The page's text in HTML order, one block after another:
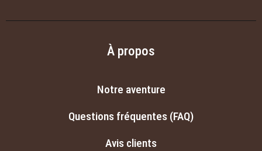
À propos
Notre aventure
Questions fréquentes (FAQ)
Avis clients